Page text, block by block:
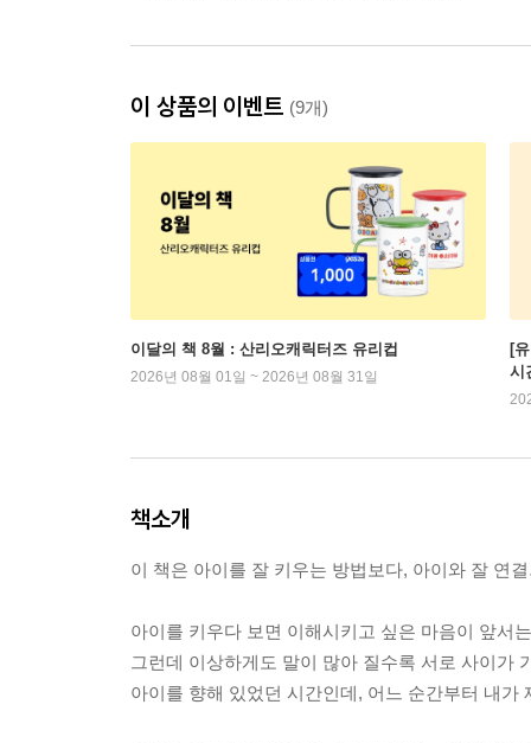
이 상품의 이벤트 (9개)
이달의 책 8월 : 산리오캐릭터즈 유리컵
2026년 08월 01일 ~ 2026년 08월 31일
[
시
책소개
이 책은 아이를 잘 키우는 방법보다, 아이와 잘 연
아이를 키우다 보면 이해시키고 싶은 마음이 앞서
그런데 이상하게도 말이 많아 질수록 서로 사이가
아이를 향해 있었던 시간인데, 어느 순간부터 내